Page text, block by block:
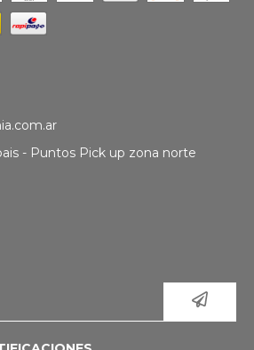
- Puntos Pick up zona norte